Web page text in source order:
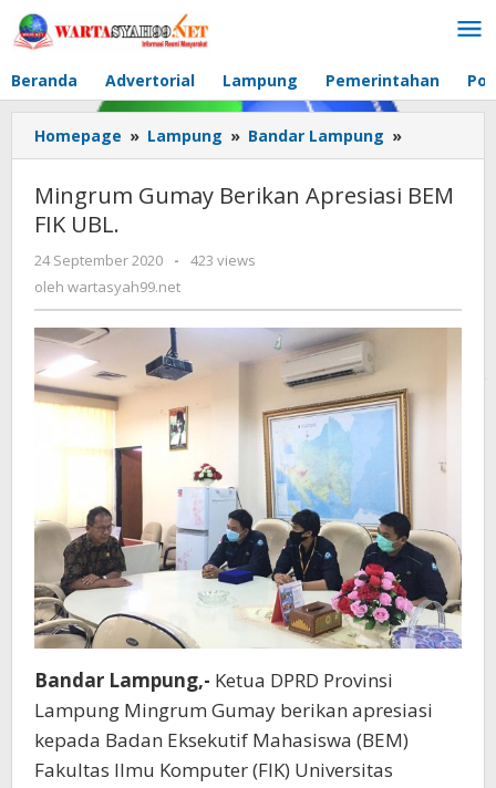
Lewati
ke
Beranda
Advertorial Lampung Pemerintahan
Homepage » Lampung » Bandar Lampung »
Gumay
Apresiasi
Mingrum Gumay Berikan Apresiasi BEM
FIK UBL.
24 September 2020
oleh
wartasyah99.net
-
423 views
oleh wartasyah99.net
Bandar Lampung,- Ketua DPRD Provinsi
Lampung Mingrum Gumay berikan apresiasi
kepada Badan Eksekutif Mahasiswa (BEM)
Fakultas Ilmu Komputer (FIK) Universitas